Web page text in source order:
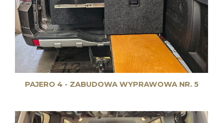
PAJERO 4 - ZABUDOWA WYPRAWOWA NR. 5